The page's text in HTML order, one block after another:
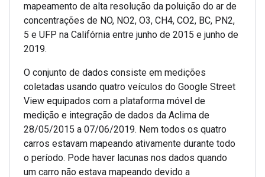
mapeamento de alta resolução da poluição do ar de
concentrações de NO, NO2, O3, CH4, CO2, BC, PN2,
5 e UFP na Califórnia entre junho de 2015 e junho de
2019.
O conjunto de dados consiste em medições
coletadas usando quatro veículos do Google Street
View equipados com a plataforma móvel de
medição e integração de dados da Aclima de
28/05/2015 a 07/06/2019. Nem todos os quatro
carros estavam mapeando ativamente durante todo
o período. Pode haver lacunas nos dados quando
um carro não estava mapeando devido a